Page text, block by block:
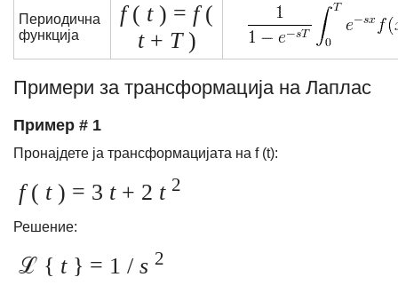
Периодична
функција
f( t) = f(
t+ T)
Примери за трансформација на Лаплас
Пример # 1
Пронајдете ја трансформацијата на f (t):
f( t) = 3 t+ 2 t 2
Решение:
ℒ { t} = 1 / s 2